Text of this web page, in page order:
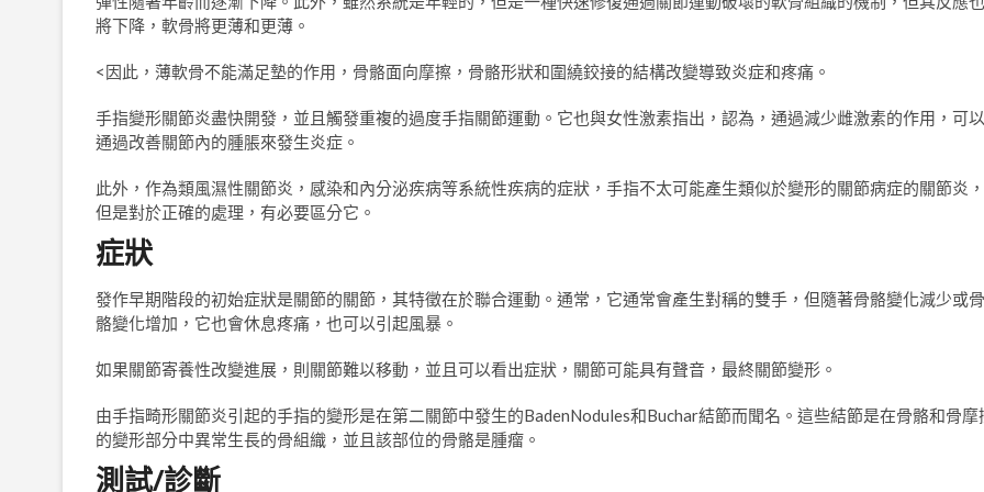
將下降，軟骨將更薄和更薄。
<因此，薄軟骨不能滿足墊的作用，骨骼面向摩擦，骨骼形狀和圍繞鉸接的結構改變導致炎症和疼痛。
手指變形關節炎盡快開發，並且觸發重複的過度手指關節運動。它也與女性激素指出，認為，通過減少雌激素的作用，可以
通過改善關節內的腫脹來發生炎症。
此外，作為類風濕性關節炎，感染和內分泌疾病等系統性疾病的症狀，手指不太可能產生類似於變形的關節病症的關節炎，
但是對於正確的處理，有必要區分它。
症狀
發作早期階段的初始症狀是關節的關節，其特徵在於聯合運動。通常，它通常會產生對稱的雙手，但隨著骨骼變化減少或骨
骼變化增加，它也會休息疼痛，也可以引起風暴。
如果關節寄養性改變進展，則關節難以移動，並且可以看出症狀，關節可能具有聲音，最終關節變形。
由手指畸形關節炎引起的手指的變形是在第二關節中發生的BadenNodules和Buchar結節而聞名。這些結節是在骨骼和骨摩
的變形部分中異常生長的骨組織，並且該部位的骨骼是腫瘤。
測試/診斷